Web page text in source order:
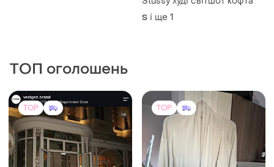
S і ще 1
ТОП оголошень
TOP TOP